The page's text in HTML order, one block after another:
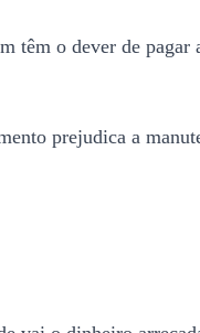
têm o dever de pagar
prejudica a